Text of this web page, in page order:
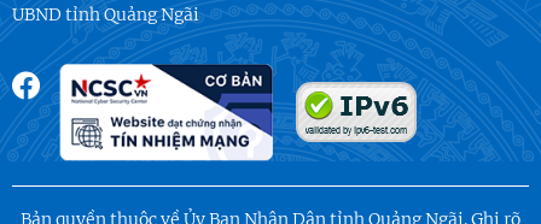
UBND tỉnh Quảng Ngãi
Bản quyền thuộc về Ủy Ban Nhân Dân tỉnh Quảng Ngãi. Ghi rõ